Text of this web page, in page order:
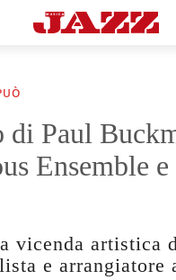
di Paul
Ensemble e
vicenda artistica
e arrangiatore